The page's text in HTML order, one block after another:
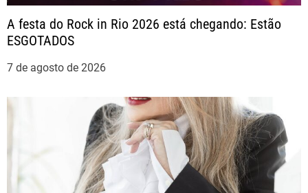
o
d
e
o
A festa do Rock in Rio 2026 está chegando: Estão
ESGOTADOS
7 de agosto de 2026